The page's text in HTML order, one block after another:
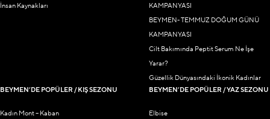
İnsan Kaynakları
KAMPANYASI
BEYMEN- TEMMUZ DOĞUM GÜNÜ
KAMPANYASI
Cilt Bakımında Peptit Serum Ne İşe
Yarar?
Güzellik Dünyasındaki İkonik Kadınlar
BEYMEN’DE POPÜLER / KIŞ SEZONU
Kadın Mont – Kaban
BEYMEN’DE POPÜLER / YAZ SEZONU
Elbise